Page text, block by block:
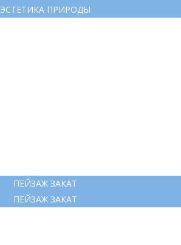
ЭСТЕТИКА ПРИРОДЫ
ПЕЙЗАЖ ЗАКАТ
ПЕЙЗАЖ ЗАКАТ